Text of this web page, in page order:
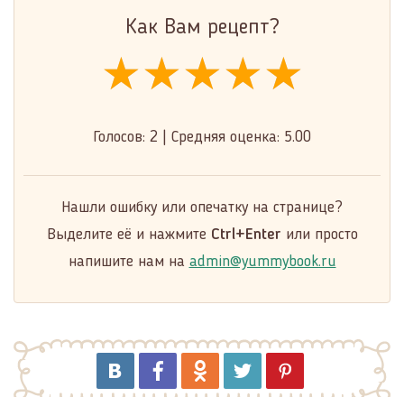
Как Вам рецепт?
★★★★★
★★★★★
★★★★★
Голосов: 2 Средняя оценка: 5.00
Нашли ошибку или опечатку на странице?
Выделите её и нажмите Ctrl+Enter или просто
напишите нам на admin@yummybook.ru